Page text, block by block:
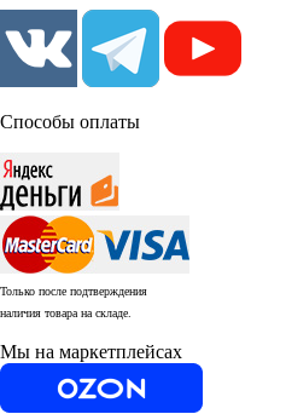
Способы оплаты
Только после подтверждения
наличия товара на складе.
Мы на маркетплейсах